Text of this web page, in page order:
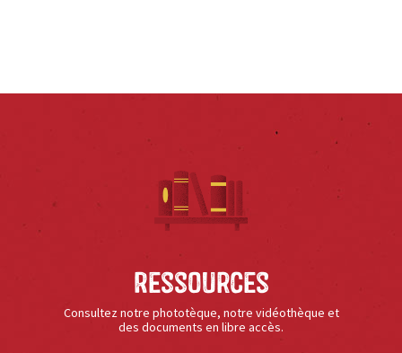
Ressources
Consultez notre phototèque, notre vidéothèque et
des documents en libre accès.